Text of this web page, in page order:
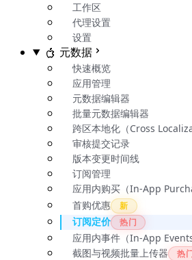
工作区
代理设置
设置
元数据
快速概览
应用管理
元数据编辑器
批量元数据编辑器
跨区本地化（Cross
审核提交记录
版本变更时间线
订阅管理
应用内购买（In-App
首购优惠 新
订阅定价 热门
应用内事件（In-App Events
截图与视频批量上传器
热